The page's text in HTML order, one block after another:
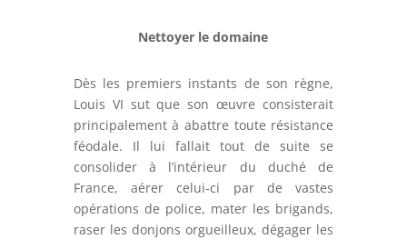
Nettoyer le domaine
Dès les premiers instants de son règne,
Louis VI sut que son œuvre consisterait
principalement à abattre toute résistance
féodale. Il lui fallait tout de suite se
consolider à l’intérieur du duché de
France, aérer celui-ci par de vastes
opérations de police, mater les brigands,
raser les donjons orgueilleux, dégager les